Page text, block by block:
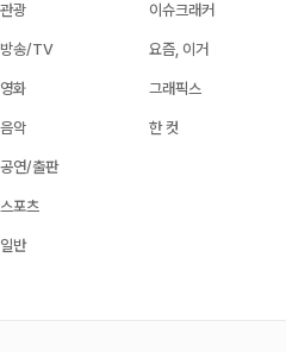
관광
방송/TV
영화
음악
공연/출판
스포츠
일반
이슈크래커
요즘, 이거
그래픽스
한 컷